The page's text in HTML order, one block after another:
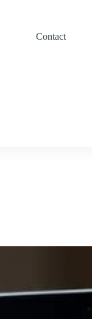
Contact